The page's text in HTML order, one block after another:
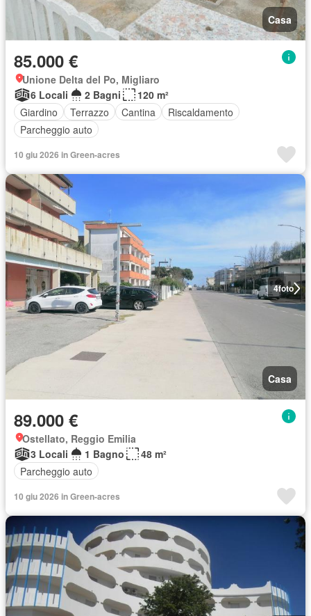
Casa
85.000 €
Unione Delta del Po, Migliaro
6 Locali
2 Bagni
120 m²
Giardino
Terrazzo Cantina
Riscaldamento
Parcheggio auto
10 giu 2026 in Green-acres
4foto
Casa
89.000 €
Ostellato, Reggio Emilia
3 Locali
1 Bagno
48 m²
Parcheggio auto
10 giu 2026 in Green-acres